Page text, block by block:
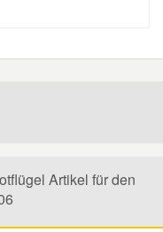
Artikel für den